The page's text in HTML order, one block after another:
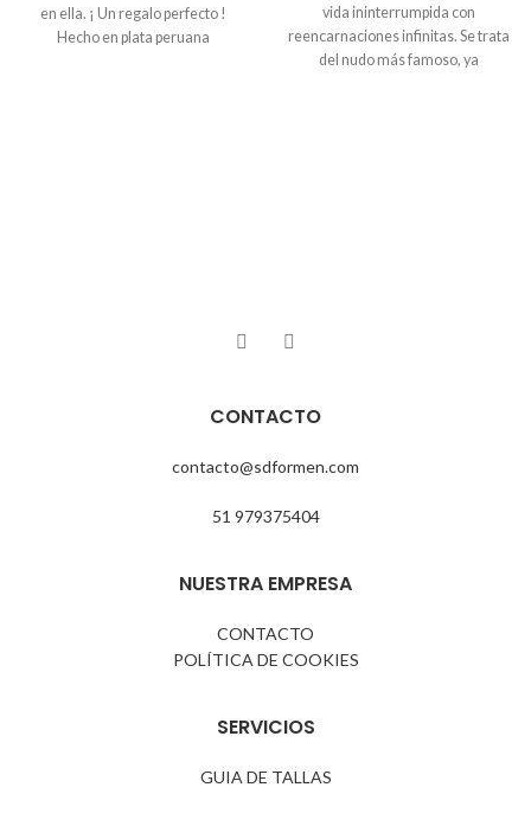
en ella. ¡ Un regalo perfecto !
Hecho en plata peruana
vida ininterrumpida con
reencarnaciones infinitas. Se trata
del nudo más famoso, ya
CONTACTO
contacto@sdformen.com
51 979375404
NUESTRA EMPRESA
CONTACTO
POLÍTICA DE COOKIES
SERVICIOS
GUIA DE TALLAS